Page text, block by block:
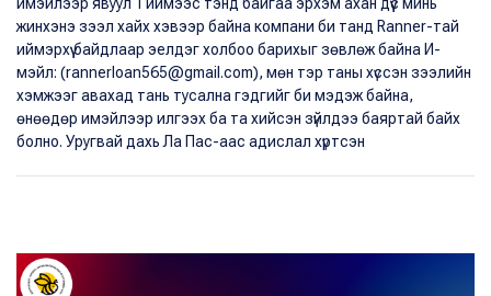
жинхэнэ зээл хайх хэвээр байна компани би танд Ranner-тай
иймэрхүү байдлаар эелдэг холбоо барихыг зөвлөж байна И-
мэйл: (rannerloan565@gmail.com), мөн тэр таны хүссэн зээлийн
хэмжээг авахад тань тусална гэдгийг би мэдэж байна,
өнөөдөр имэйлээр илгээх ба та хийсэн зүйлдээ баяртай байх
болно. Уругвай дахь Ла Пас-аас адислал хүртсэн